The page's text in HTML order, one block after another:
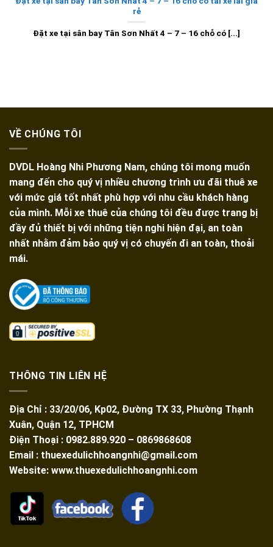
rẻ
Đặt xe tại sân bay Tân Sơn Nhất 4 – 7 – 16 chỗ có [...]
VỀ CHÚNG TÔI
DVDL Hoàng Nhi Phương Nam, chúng tôi mong muốn
mang đến cho quý vị nhiều chương trình ưu đãi thuê xe
với mức giá tốt nhất phù hợp với nhu cầu khách hàng
của mình. Mỗi xe thuê của chúng tôi đều được trang bị
đầy đủ thiết bị với những tiện nghi hiện đại, an toàn
nhất nhằm đảm bảo quý vị có chuyến đi an toàn, thoải
mái.
THÔNG TIN LIÊN HỆ
Địa Chỉ : 33/20/06, Kp02, Đường TX 33, Phường Thạnh
Xuân, Quận 12, TPHCM
Điện Thoại : 0982.889.920 – 0869868608
Email : thuexedulichhoangnhi@gmail.com
Website: www.thuexedulichhoangnhi.com